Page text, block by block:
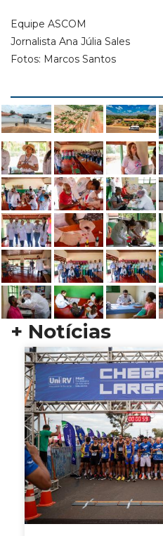
Equipe ASCOM
Jornalista Ana Júlia Sales
Fotos: Marcos Santos
+ Notícias